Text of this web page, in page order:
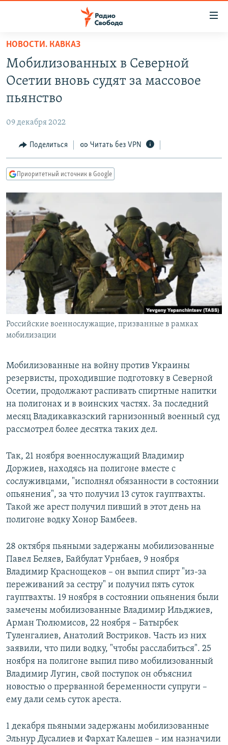
упрощенного
доступа
Вернуться
основному
Вернутся
Вернутся
поиску
ПРОГРАММЫ
МНЕНИЯ
КУЛЬТУРА
КАВКАЗ.РЕАЛИИ
СЕВЕР.РЕАЛИИ
СИБИРЬ.РЕАЛИИ
РАСПИСАНИЕ ВЕЩАНИЯ
ПОДПИШИТЕСЬ НА РАССЫЛКУ
СОЦИАЛЬНЫЕ СЕТИ
НОВОСТИ. КАВКАЗ
Мобилизованных в Северной
Осетии вновь судят за массовое
пьянство
09 декабря 2022
Поделиться Читать без VPN
Приоритетный источник в Google
Российские военнослужащие, призванные в рамках
мобилизации
Мобилизованные на войну против Украины
резервисты, проходившие подготовку в Северной
Осетии, продолжают распивать спиртные напитки
на полигонах и в воинских частях. За последний
месяц Владикавказский гарнизонный военный суд
рассмотрел более десятка таких дел.
Так, 21 ноября военнослужащий Владимир
Доржиев, находясь на полигоне вместе с
сослуживцами, "исполнял обязанности в состоянии
опьянения", за что получил 13 суток гауптвахты.
Такой же арест получил пивший в этот день на
полигоне водку Хонор Бамбеев.
28 октября пьяными задержаны мобилизованные
Павел Беляев, Байбулат Урнбаев, 9 ноября
Владимир Краснощеков – он выпил спирт "из-за
переживаний за сестру" и получил пять суток
гауптвахты. 19 ноября в состоянии опьянения были
замечены мобилизованные Владимир Ильджиев,
Арман Тюлюмисов, 22 ноября – Батырбек
Туленгалиев, Анатолий Востриков. Часть из них
заявили, что пили водку, "чтобы расслабиться". 25
ноября на полигоне выпил пиво мобилизованный
Владимир Лугин, свой поступок он объяснил
новостью о прерванной беременности супруги –
ему дали семь суток ареста.
1 декабря пьяными задержаны мобилизованные
Эльнур Дусалиев и Фархат Калешев – им назначили